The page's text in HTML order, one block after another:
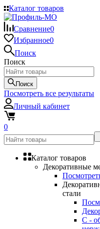
Каталог товаров
Сравнение0
Избранное0
Поиск
Поиск
Поиск
Посмотреть все результаты
Личный кабинет
0
Каталог товаров
Декоративные
стали
С -